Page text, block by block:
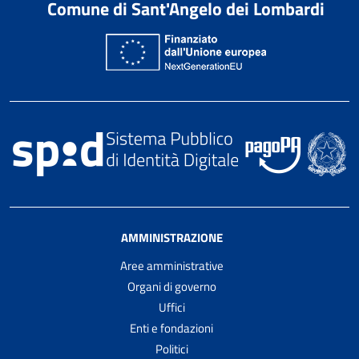
Comune di Sant'Angelo dei Lombardi
AMMINISTRAZIONE
Aree amministrative
Organi di governo
Uffici
Enti e fondazioni
Politici